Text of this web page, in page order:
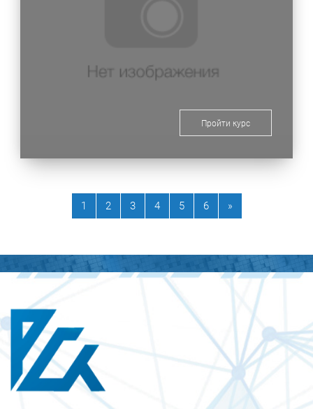
Пройти курс
1 Страница 1
2Страница 2
3Страница 3
4Страница 4
5Страница 5
6Страница 6
»Следующая